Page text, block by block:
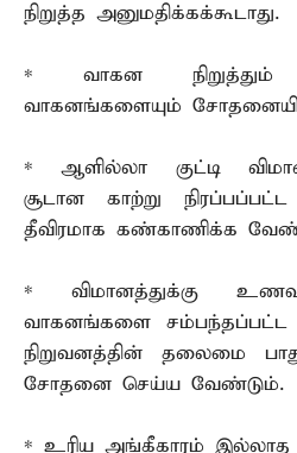
நிறுத்த அனுமதிக்கக்கூடாது.
* வாகன
வாகனங்களையும்
* ஆளில்லா குட்டி
சூடான காற்று
தீவிரமாக கண்காணிக்க
* விமானத்துக்கு
வாகனங்களை சம்பந்தப்பட்ட
நிறுவனத்தின் தலைமை
சோதனை செய்ய வேண்டும்.
* உரிய அங்கீகாரம் இல்லாத